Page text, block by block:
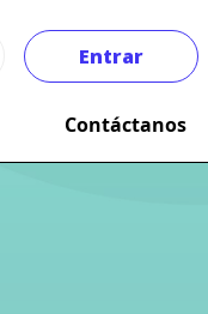
Entrar
Contáctanos